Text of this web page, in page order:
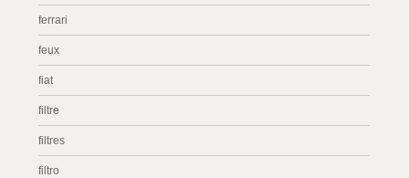
ferrari
feux
fiat
filtre
filtres
filtro